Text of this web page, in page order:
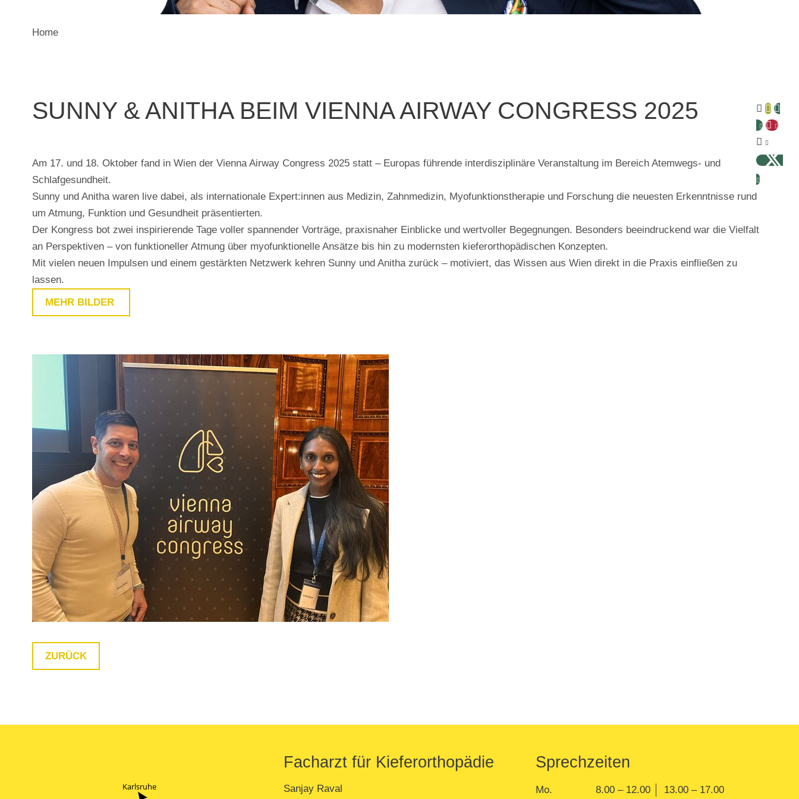
Home
SUNNY & ANITHA BEIM VIENNA AIRWAY CONGRESS 2025
Am 17. und 18. Oktober fand in Wien der Vienna Airway Congress 2025 statt – Europas führende interdisziplinäre Veranstaltung im Bereich Atemwegs- und
Schlafgesundheit.
Sunny und Anitha waren live dabei, als internationale Expert:innen aus Medizin, Zahnmedizin, Myofunktionstherapie und Forschung die neuesten Erkenntnisse rund
um Atmung, Funktion und Gesundheit präsentierten.
Der Kongress bot zwei inspirierende Tage voller spannender Vorträge, praxisnaher Einblicke und wertvoller Begegnungen. Besonders beeindruckend war die Vielfalt
an Perspektiven – von funktioneller Atmung über myofunktionelle Ansätze bis hin zu modernsten kieferorthopädischen Konzepten.
Mit vielen neuen Impulsen und einem gestärkten Netzwerk kehren Sunny und Anitha zurück – motiviert, das Wissen aus Wien direkt in die Praxis einfließen zu
lassen.
MEHR BILDER
ZURÜCK
  


Karlsruhe
Facharzt für Kieferorthopädie
Sanjay Raval
Sprechzeiten
Mo. 8.00 – 12.00 13.00 – 17.00